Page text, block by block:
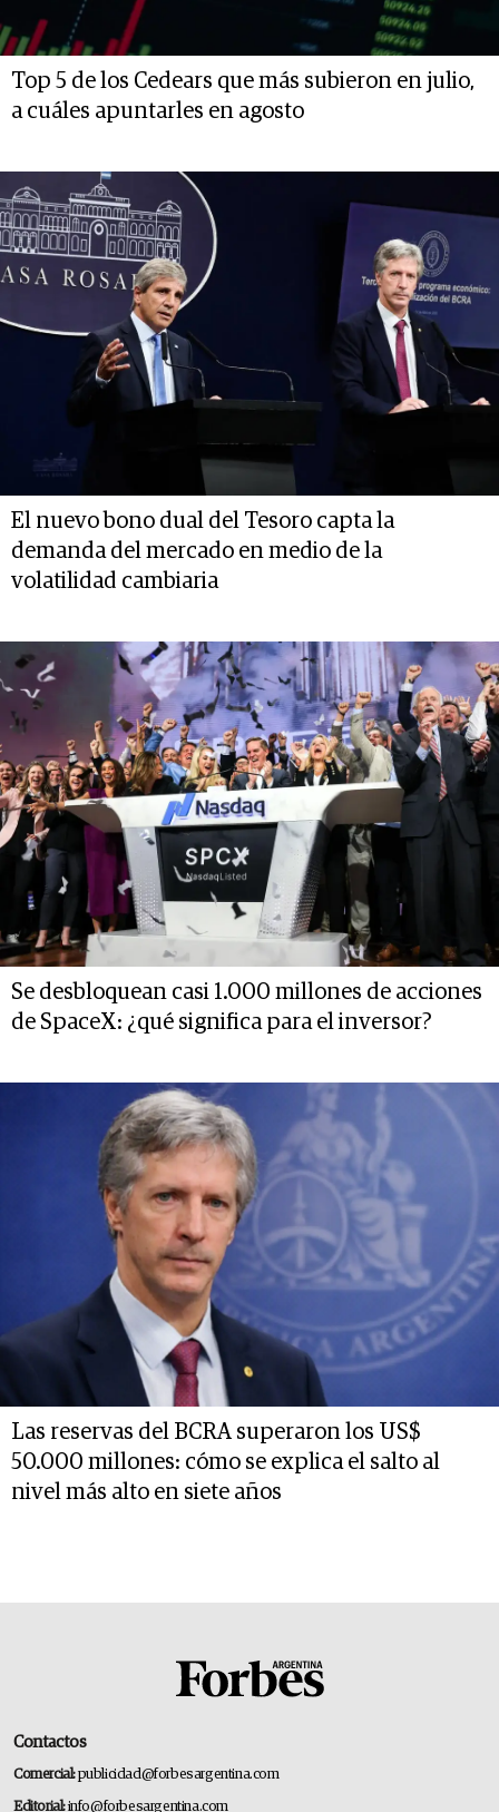
Top 5 de los Cedears que más subieron en julio,
a cuáles apuntarles en agosto
El nuevo bono dual del Tesoro capta la
demanda del mercado en medio de la
volatilidad cambiaria
Se desbloquean casi 1.000 millones de acciones
de SpaceX: ¿qué significa para el inversor?
Las reservas del BCRA superaron los US$
50.000 millones: cómo se explica el salto al
nivel más alto en siete años
Contactos
Comercial:publicidad@forbesargentina.com
Editorial:info@forbesargentina.com